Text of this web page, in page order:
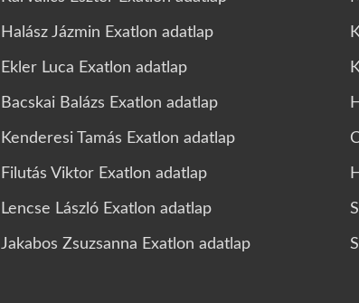
Halász Jázmin Exatlon adatlap
Ekler Luca Exatlon adatlap
Bacskai Balázs Exatlon adatlap
Kenderesi Tamás Exatlon adatlap
Filutás Viktor Exatlon adatlap
Lencse László Exatlon adatlap
Jakabos Zsuzsanna Exatlon adatlap